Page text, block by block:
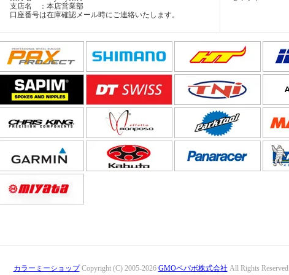
支店名 ：本店営業部
口座番号は在庫確認メール時にご連絡いたします。
カラーミーショップCopyright (C) 2005-2026 GMOペパボ株式会社 All Rights